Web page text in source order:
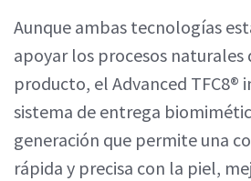
Aunque ambas tecnologías
apoyar los procesos naturales
producto, el Advanced TFC8®
sistema de entrega
generación que permite una
rápida y precisa con la piel,